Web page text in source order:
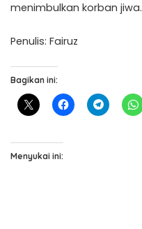
menimbulkan korban jiwa.
Penulis: Fairuz
Bagikan ini:
Menyukai ini: